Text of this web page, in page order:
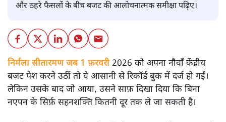
और ठहरे फैसलों के बीच बजट की आलोचनात्मक समीक्षा पढ़िए।
निर्मला सीतारमण जब 1 फ़रवरी2026 को अपना नौवाँ केंद्रीय
बजट पेश करने उठीं तो वे आसानी से रिकॉर्ड बुक में दर्ज हो गईं।
लेकिन उसके बाद जो आया, उसने साफ़ दिखा दिया कि बिना
नएपन के सिर्फ़ सहनशक्ति कितनी दूर तक ले जा सकती है।